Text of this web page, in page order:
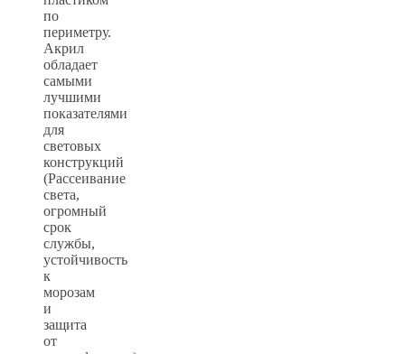
по
периметру.
Акрил
обладает
самыми
лучшими
показателями
для
световых
конструкций
(Рассеивание
света,
огромный
срок
службы,
устойчивость
к
морозам
и
защита
от